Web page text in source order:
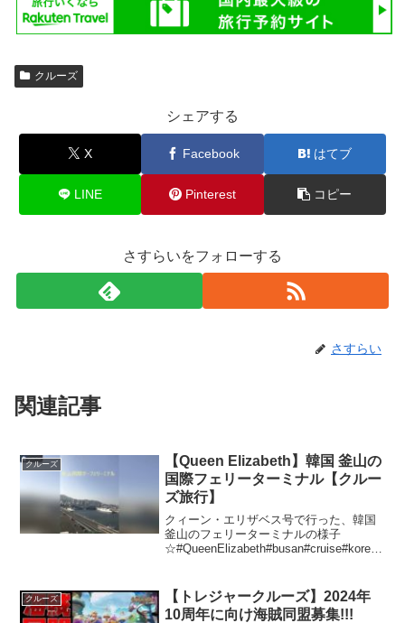
クルーズ
シェアする
X Facebook はてブ
LINE Pinterest コピー
さすらいをフォローする
さすらい
関連記事
クルーズ
【Queen Elizabeth】韓国 釜山の
国際フェリーターミナル【クルー
ズ旅行】
クィーン・エリザベス号で行った、韓国
釜山のフェリーターミナルの様子
☆#QueenElizabeth#busan#cruise#korea#
クルーズ
【トレジャークルーズ】2024年
10周年に向け海賊同盟募集!!!